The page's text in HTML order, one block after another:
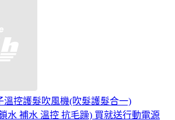
溫控護髮吹風機(吹髮護髮合一)
水 補水 溫控 抗毛躁) 買就送行動電源